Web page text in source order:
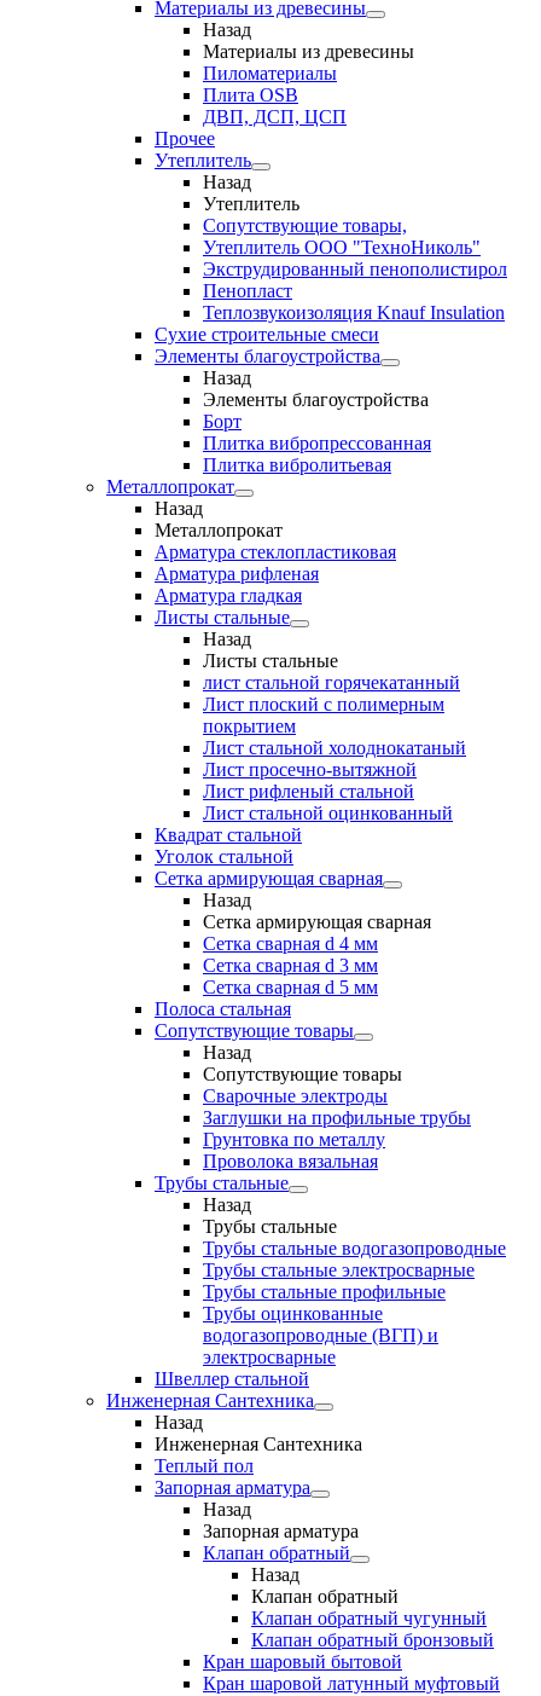
Материалы из древесины
Назад
Материалы из древесины
Пиломатериалы
Плита OSB
ДВП, ДСП, ЦСП
Прочее
Утеплитель
Назад
Утеплитель
Сопутствующие товары,
Утеплитель ООО "ТехноНиколь"
Экструдированный пенополистирол
Пенопласт
Теплозвукоизоляция Knauf Insulation
Сухие строительные смеси
Элементы благоустройства
Назад
Элементы благоустройства
Борт
Плитка вибропрессованная
Плитка вибролитьевая
Металлопрокат
Назад
Металлопрокат
Арматура стеклопластиковая
Арматура рифленая
Арматура гладкая
Листы стальные
Назад
Листы стальные
лист стальной горячекатанный
Лист плоский с полимерным
покрытием
Лист стальной холоднокатаный
Лист просечно-вытяжной
Лист рифленый стальной
Лист стальной оцинкованный
Квадрат стальной
Уголок стальной
Сетка армирующая сварная
Назад
Сетка армирующая сварная
Сетка сварная d 4 мм
Сетка сварная d 3 мм
Сетка сварная d 5 мм
Полоса стальная
Сопутствующие товары
Назад
Сопутствующие товары
Сварочные электроды
Заглушки на профильные трубы
Грунтовка по металлу
Проволока вязальная
Трубы стальные
Назад
Трубы стальные
Трубы стальные водогазопроводные
Трубы стальные электросварные
Трубы стальные профильные
Трубы оцинкованные
водогазопроводные (ВГП) и
электросварные
Швеллер стальной
Инженерная Сантехника
Назад
Инженерная Сантехника
Теплый пол
Запорная арматура
Назад
Запорная арматура
Клапан обратный
Назад
Клапан обратный
Клапан обратный чугунный
Клапан обратный бронзовый
Кран шаровый бытовой
Кран шаровой латунный муфтовый